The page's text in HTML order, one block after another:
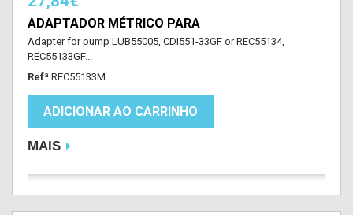
ADAPTADOR MÉTRICO PARA
Adapter for pump LUB55005, CDI551-33GF or REC55134,
REC55133GF...
Refª REC55133M
ADICIONAR AO CARRINHO
MAIS